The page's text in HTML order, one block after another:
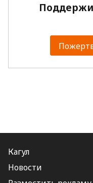
Кагул
Новости